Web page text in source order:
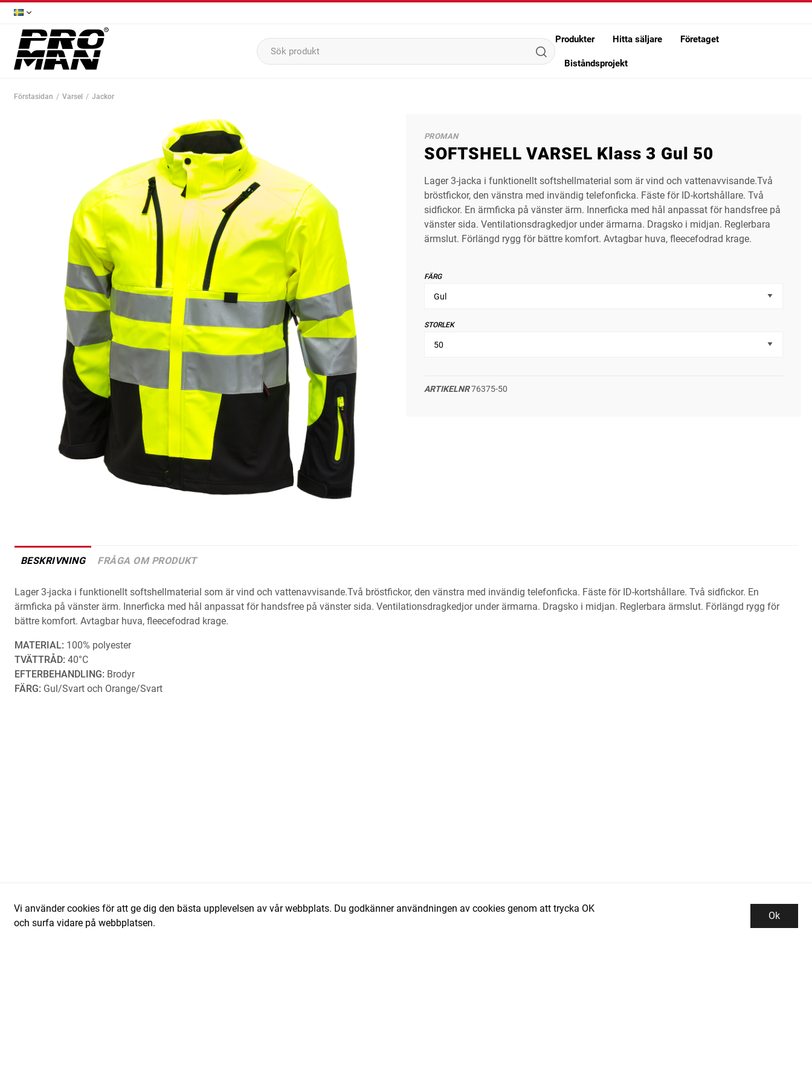
Produkter Hitta säljare Företaget
Biståndsprojekt
Förstasidan Varsel Jackor
PROMAN
SOFTSHELL VARSEL Klass 3 Gul 50
Lager 3-jacka i funktionellt softshellmaterial som är vind och vattenavvisande.Två
bröstfickor, den vänstra med invändig telefonficka. Fäste för ID-kortshållare. Två
sidfickor. En ärmficka på vänster ärm. Innerficka med hål anpassat för handsfree på
vänster sida. Ventilationsdragkedjor under ärmarna. Dragsko i midjan. Reglerbara
ärmslut. Förlängd rygg för bättre komfort. Avtagbar huva, fleecefodrad krage.
FÄRG
STORLEK
ARTIKELNR76375-50
BESKRIVNING FRÅGA OM PRODUKT
Lager 3-jacka i funktionellt softshellmaterial som är vind och vattenavvisande.Två bröstfickor, den vänstra med invändig telefonficka. Fäste för ID-kortshållare. Två sidfickor. En
ärmficka på vänster ärm. Innerficka med hål anpassat för handsfree på vänster sida. Ventilationsdragkedjor under ärmarna. Dragsko i midjan. Reglerbara ärmslut. Förlängd rygg för
bättre komfort. Avtagbar huva, fleecefodrad krage.
MATERIAL: 100% polyester
TVÄTTRÅD: 40°C
EFTERBEHANDLING: Brodyr
FÄRG: Gul/Svart och Orange/Svart
Vi använder cookies för att ge dig den bästa upplevelsen av vår webbplats. Du godkänner användningen av cookies genom att trycka OK
och surfa vidare på webbplatsen.
Ok